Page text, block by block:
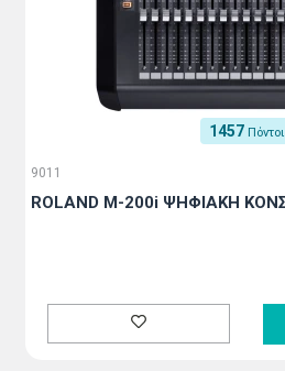
1457 Πόντοι
9011
ROLAND M-200i ΨΗΦΙΑΚΗ